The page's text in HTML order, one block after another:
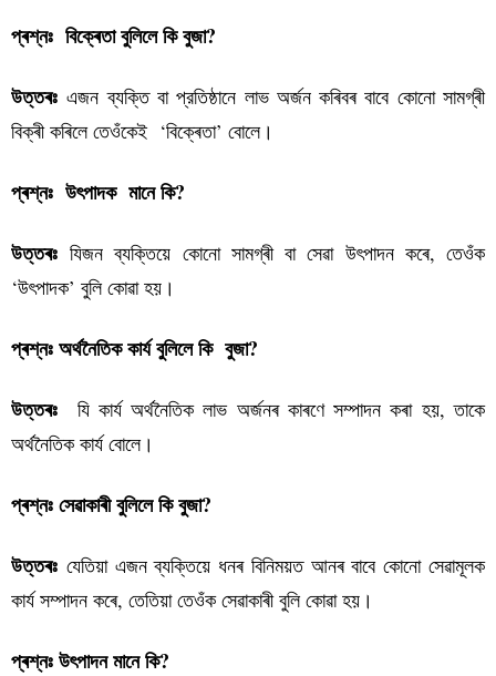
প্ৰশ্নঃ বিক্ৰেতা বুলিলে কি বুজা?
উত্তৰঃ এজন ব্যক্তি বা প্রতিষ্ঠানে লাভ অৰ্জন কৰিবৰ বাবে কোনো সামগ্ৰী
বিক্ৰী কৰিলে তেওঁকেই ‘বিক্ৰেতা’ বোলে।
প্ৰশ্নঃ উৎপাদক মানে কি?
উত্তৰঃ যিজন ব্যক্তিয়ে কোনো সামগ্ৰী বা সেৱা উৎপাদন কৰে, তেওঁক
‘উৎপাদক’ বুলি কোৱা হয়।
প্ৰশ্নঃ অৰ্থনৈতিক কাৰ্য বুলিলে কি বুজা?
উত্তৰঃ যি কাৰ্য অৰ্থনৈতিক লাভ অৰ্জনৰ কাৰণে সম্পাদন কৰা হয়, তাকে
অৰ্থনৈতিক কাৰ্য বোলে।
প্ৰশ্নঃ সেৱাকাৰী বুলিলে কি বুজা?
উত্তৰঃ যেতিয়া এজন ব্যক্তিয়ে ধনৰ বিনিময়ত আনৰ বাবে কোনো সেৱামূলক
কাৰ্য সম্পাদন কৰে, তেতিয়া তেওঁক সেৱাকাৰী বুলি কোৱা হয়।
প্ৰশ্নঃ উৎপাদন মানে কি?